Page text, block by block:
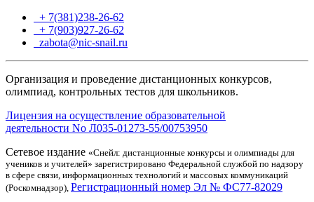
+ 7(381)238-26-62
+ 7(903)927-26-62
zabota@nic-snail.ru
Организация и проведение дистанционных конкурсов,
олимпиад, контрольных тестов для школьников.
Лицензия на осуществление образовательной
деятельности No Л035-01273-55/00753950
Сетевое издание «Снейл: дистанционные конкурсы и олимпиады для
учеников и учителей» зарегистрировано Федеральной службой по надзору
в сфере связи, информационных технологий и массовых коммуникаций
(Роскомнадзор), Регистрационный номер Эл № ФС77-82029